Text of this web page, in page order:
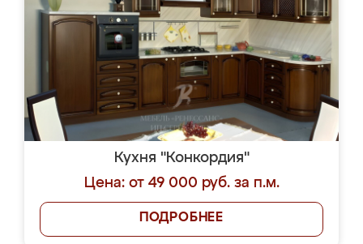
Кухня "Конкордия"
Цена: от 49 000 руб. за п.м.
ПОДРОБНЕЕ